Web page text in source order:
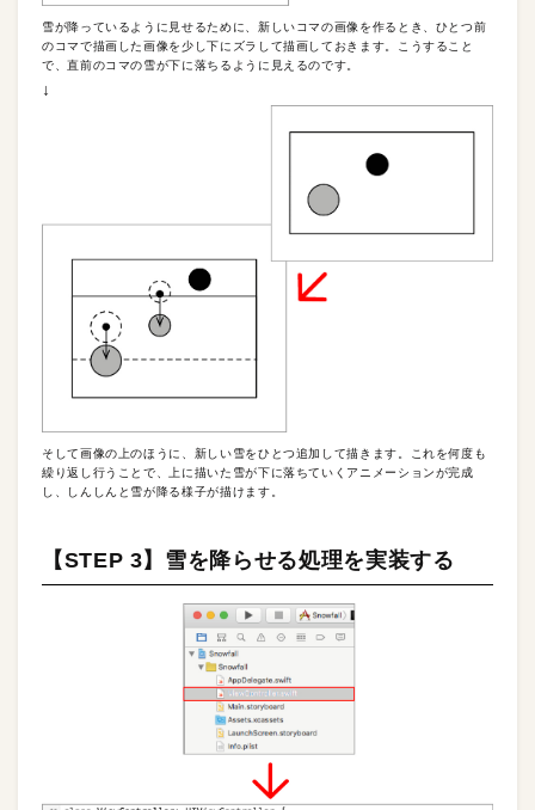
雪が降っているように見せるために、新しいコマの画像を作るとき、ひとつ前
のコマで描画した画像を少し下にズラして描画しておきます。こうすること
で、直前のコマの雪が下に落ちるように見えるのです。
↓
そして画像の上のほうに、新しい雪をひとつ追加して描きます。これを何度も
繰り返し行うことで、上に描いた雪が下に落ちていくアニメーションが完成
し、しんしんと雪が降る様子が描けます。
【STEP 3】雪を降らせる処理を実装する